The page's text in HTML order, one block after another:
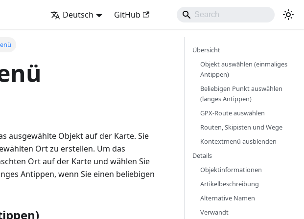
Deutsch GitHub
ausgewählte Objekt auf der Karte. Sie
Ort zu erstellen. Um das
Ort auf der Karte und wählen Sie
Antippen, wenn Sie einen beliebigen
Übersicht
Objekt auswählen (einmaliges
Antippen)
Beliebigen Punkt auswählen
(langes Antippen)
GPX-Route auswählen
Routen, Skipisten und Wege
Kontextmenü ausblenden
Details
Objektinformationen
Artikelbeschreibung
Alternative Namen
Verwandt